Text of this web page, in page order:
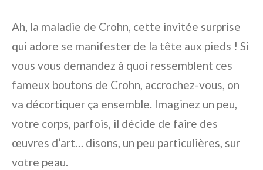
Ah, la maladie de Crohn, cette invitée surprise
qui adore se manifester de la tête aux pieds ! Si
vous vous demandez à quoi ressemblent ces
fameux boutons de Crohn, accrochez-vous, on
va décortiquer ça ensemble. Imaginez un peu,
votre corps, parfois, il décide de faire des
œuvres d’art… disons, un peu particulières, sur
votre peau.